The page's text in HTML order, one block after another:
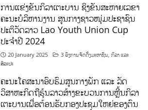
ການແຂ່ງຂັນກິລາເຕະບານ ຊິງຂັນສະຫາຍເລຂາ
ຄະນະບໍລິຫານງານ ສູນກາງຊາວໜຸ່ມປະຊາຊົນ
ປະຕິວັດລາວ Lao Youth Union Cup
ປະຈຳປີ 2024
20 January 2025 3 ອົງການຈັດຕັ້ງມະຫາຊົນ ,ກິລາ ແລະ
ສິລະປະ
ຄະນະໂຄສະນາອົບຮົມສູນກາງພັກ ແລະ ລັດ
ວິສາຫະກິດຖືຮຸ້ນລາວສ້າງຂະບວນການຫຼີ້ນກິລາ
ເຕະບານເພື່ອຕ້ອນຮັບກອງປະຊຸມໃຫຍ່ຂອງຕົນ